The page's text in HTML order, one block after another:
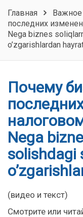
Главная Важное
последних
Nega biznes
o’zgarishlardan
Почему
Nega
solishdagi
(видео и текст)
Смотрите или